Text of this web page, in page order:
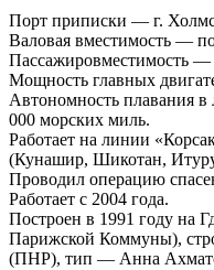
Порт приписки — г.
Валовая вместимость —
Пассажировместимость —
Мощность главных
Автономность плавания
000 морских миль.
Работает на линии
(Кунашир, Шикотан,
Проводил операцию
Работает с 2004 года.
Построен в 1991 году на
Парижской Коммуны),
(ПНР), тип — Анна